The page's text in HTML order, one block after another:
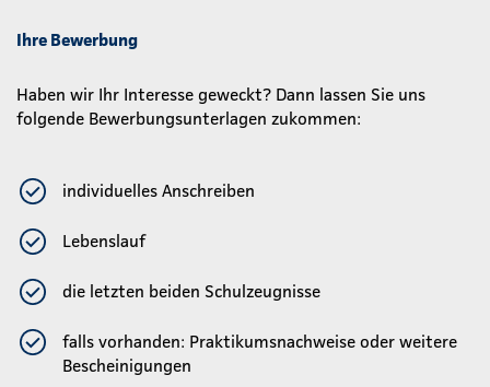
Ihre Bewerbung
Haben wir Ihr Interesse geweckt? Dann lassen Sie uns
folgende Bewerbungsunterlagen zukommen:
individuelles Anschreiben
Lebenslauf
die letzten beiden Schulzeugnisse
falls vorhanden: Praktikumsnachweise oder weitere
Bescheinigungen